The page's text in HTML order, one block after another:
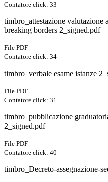
Contatore click: 33
timbro_attestazione valutazione
breaking borders 2_signed.pdf
File PDF
Contatore click: 34
timbro_verbale esame istanze
File PDF
Contatore click: 31
timbro_pubblicazione
2_signed.pdf
File PDF
Contatore click: 40
timbro_Decreto-assegnazione-